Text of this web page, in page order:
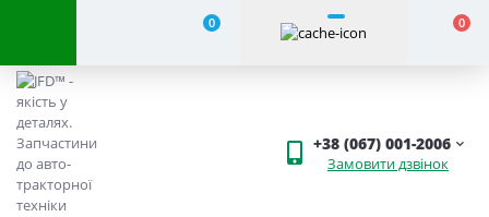
0 0
+38 (067) 001-2006
Замовити дзвінок